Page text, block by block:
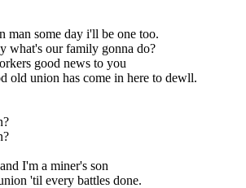
man some day i'll be one too.
what's our family gonna do?
good news to you
old union has come in here to dewll.
I'm a miner's son
'til every battles done.